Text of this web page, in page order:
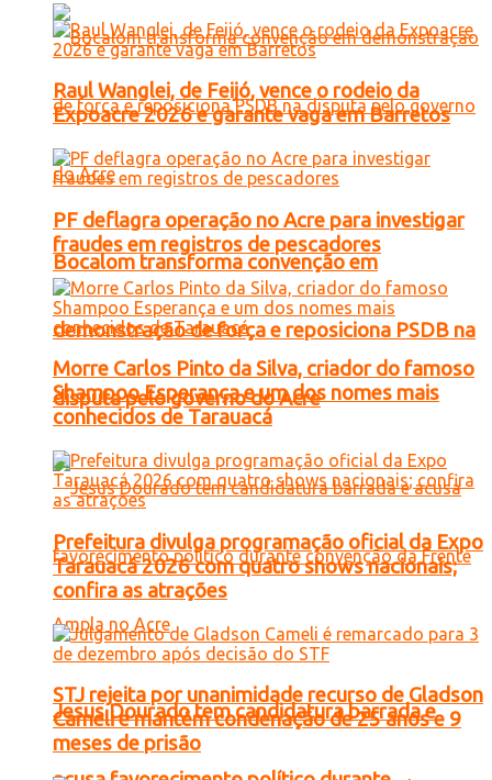
Bocalom transforma convenção em
demonstração de força e reposiciona PSDB na
disputa pelo governo do Acre
Jesus Dourado tem candidatura barrada e
Raul Wanglei, de Feijó, vence o rodeio da
Expoacre 2026 e garante vaga em Barretos
PF deflagra operação no Acre para investigar
fraudes em registros de pescadores
Morre Carlos Pinto da Silva, criador do famoso
Shampoo Esperança e um dos nomes mais
conhecidos de Tarauacá
Prefeitura divulga programação oficial da Expo
Tarauacá 2026 com quatro shows nacionais;
confira as atrações
STJ rejeita por unanimidade recurso de Gladson
Cameli e mantém condenação de 25 anos e 9
meses de prisão